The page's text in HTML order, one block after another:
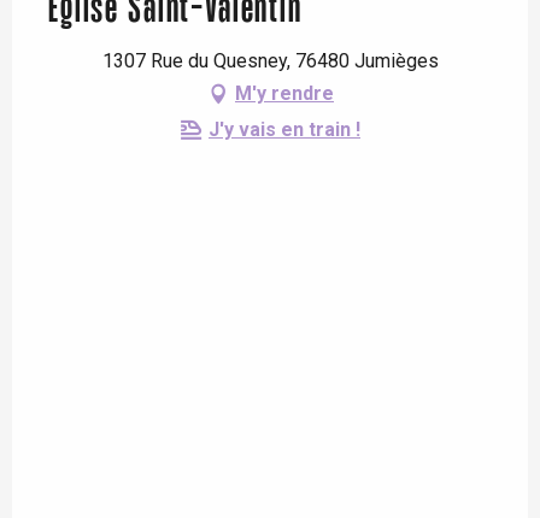
Église Saint-Valentin
1307 Rue du Quesney, 76480 Jumièges
M'y rendre
J'y vais en train !